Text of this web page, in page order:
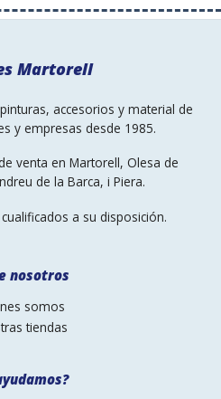
Martorell
accesorios y material de
y empresas desde 1985.
venta en Martorell, Olesa de
de la Barca, i Piera.
a su disposición.
nosotros
somos
tiendas